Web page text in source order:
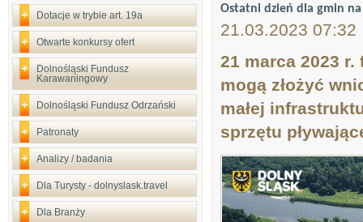
Dotacje w trybie art. 19a
Otwarte konkursy ofert
Dolnośląski Fundusz
Karawaningowy
Dolnośląski Fundusz Odrzański
Patronaty
Analizy / badania
Dla Turysty - dolnyslask.travel
Dla Branży
Ostatni dzień dla gmin
21.03.2023 07:32
21 marca 2023
mogą złożyć
małej
sprzętu